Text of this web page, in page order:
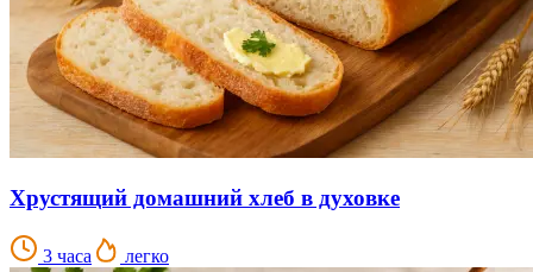
Хрустящий домашний хлеб в духовке
3 часа легко